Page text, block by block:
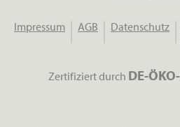
Impressum AGB Datenschutz
Zertifiziert durch DE-